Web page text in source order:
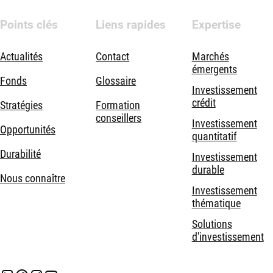
Points clés
Actualités
Fonds
Stratégies
Opportunités
Durabilité
Nous connaître
Liens rapides
Contact
Glossaire
Formation
conseillers
Expertise
Marchés
émergents
Investissement
crédit
Investissement
quantitatif
Investissement
durable
Investissement
thématique
Solutions
d'investissement